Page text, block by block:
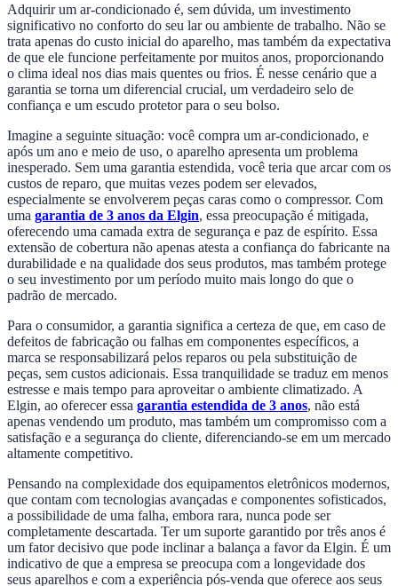
Adquirir um ar-condicionado é, sem dúvida, um investimento
significativo no conforto do seu lar ou ambiente de trabalho. Não se
trata apenas do custo inicial do aparelho, mas também da expectativa
de que ele funcione perfeitamente por muitos anos, proporcionando
o clima ideal nos dias mais quentes ou frios. É nesse cenário que a
garantia se torna um diferencial crucial, um verdadeiro selo de
confiança e um escudo protetor para o seu bolso.
Imagine a seguinte situação: você compra um ar-condicionado, e
após um ano e meio de uso, o aparelho apresenta um problema
inesperado. Sem uma garantia estendida, você teria que arcar com os
custos de reparo, que muitas vezes podem ser elevados,
especialmente se envolverem peças caras como o compressor. Com
uma garantia de 3 anos da Elgin, essa preocupação é mitigada,
oferecendo uma camada extra de segurança e paz de espírito. Essa
extensão de cobertura não apenas atesta a confiança do fabricante na
durabilidade e na qualidade dos seus produtos, mas também protege
o seu investimento por um período muito mais longo do que o
padrão de mercado.
Para o consumidor, a garantia significa a certeza de que, em caso de
defeitos de fabricação ou falhas em componentes específicos, a
marca se responsabilizará pelos reparos ou pela substituição de
peças, sem custos adicionais. Essa tranquilidade se traduz em menos
estresse e mais tempo para aproveitar o ambiente climatizado. A
Elgin, ao oferecer essa garantia estendida de 3 anos, não está
apenas vendendo um produto, mas também um compromisso com a
satisfação e a segurança do cliente, diferenciando-se em um mercado
altamente competitivo.
Pensando na complexidade dos equipamentos eletrônicos modernos,
que contam com tecnologias avançadas e componentes sofisticados,
a possibilidade de uma falha, embora rara, nunca pode ser
completamente descartada. Ter um suporte garantido por três anos é
um fator decisivo que pode inclinar a balança a favor da Elgin. É um
indicativo de que a empresa se preocupa com a longevidade dos
seus aparelhos e com a experiência pós-venda que oferece aos seus